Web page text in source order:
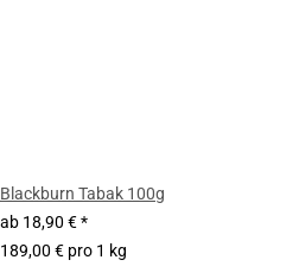
Blackburn Tabak 100g
ab 18,90 €*
189,00 € pro 1 kg